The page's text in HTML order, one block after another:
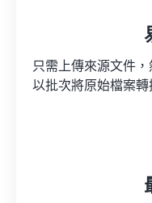
只需上傳來源文件
以批次將原始檔案轉